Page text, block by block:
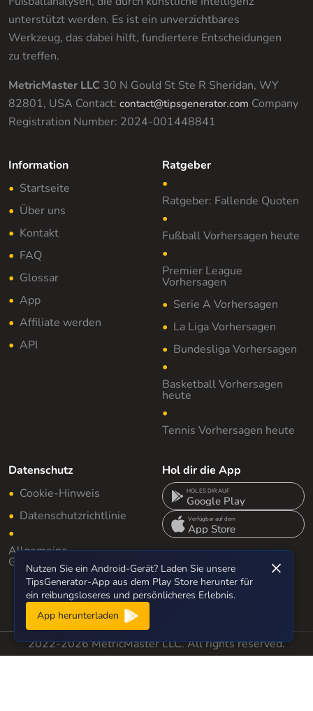
×
Nutzen Sie ein Android-Gerät? Laden Sie unsere
TipsGenerator-App aus dem Play Store herunter für
ein reibungsloseres und persönlicheres Erlebnis.
App herunterladen
unterstützt werden. Es ist ein unverzichtbares
Werkzeug, das dabei hilft, fundiertere Entscheidungen
zu treffen.
MetricMaster LLC 30 N Gould St Ste R Sheridan, WY
82801, USA Contact: contact@tipsgenerator.com Company
Registration Number: 2024-001448841
Information
Startseite
Über uns
Kontakt
FAQ
Glossar
App
Affiliate werden
API
Ratgeber
Ratgeber: Fallende Quoten
Fußball Vorhersagen heute
Premier League
Vorhersagen
Serie A Vorhersagen
La Liga Vorhersagen
Bundesliga Vorhersagen
Basketball Vorhersagen
heute
Tennis Vorhersagen heute
Datenschutz
Cookie-Hinweis
Datenschutzrichtlinie
Allgemeine
Geschäftsbedingungen
Hol dir die App
HOL ES DIR AUF
Google Play
Verfügbar auf dem
App Store
Diese Seite bietet ausschließlich statistische Daten und ist keine
Glücksspielseite; alle Inhalte dienen nur zu Informationszwecken und
garantieren keine Ergebnisse.
2022-2026 MetricMaster LLC. All rights reserved.